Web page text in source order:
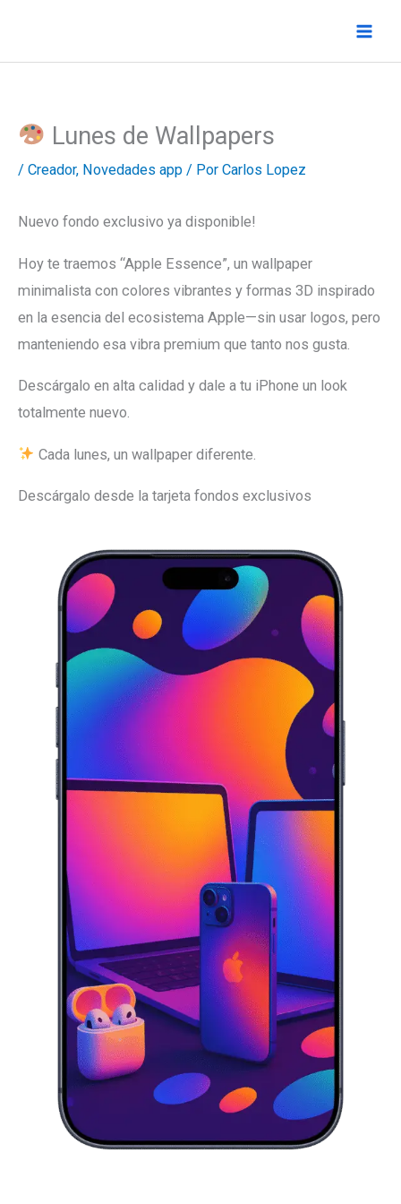
contenido
Lunes de Wallpapers
/ Creador, Novedades app / Por Carlos Lopez
Nuevo fondo exclusivo ya disponible!
Hoy te traemos “Apple Essence”, un wallpaper
minimalista con colores vibrantes y formas 3D inspirado
en la esencia del ecosistema Apple—sin usar logos, pero
manteniendo esa vibra premium que tanto nos gusta.
Descárgalo en alta calidad y dale a tu iPhone un look
totalmente nuevo.
Cada lunes, un wallpaper diferente.
Descárgalo desde la tarjeta fondos exclusivos